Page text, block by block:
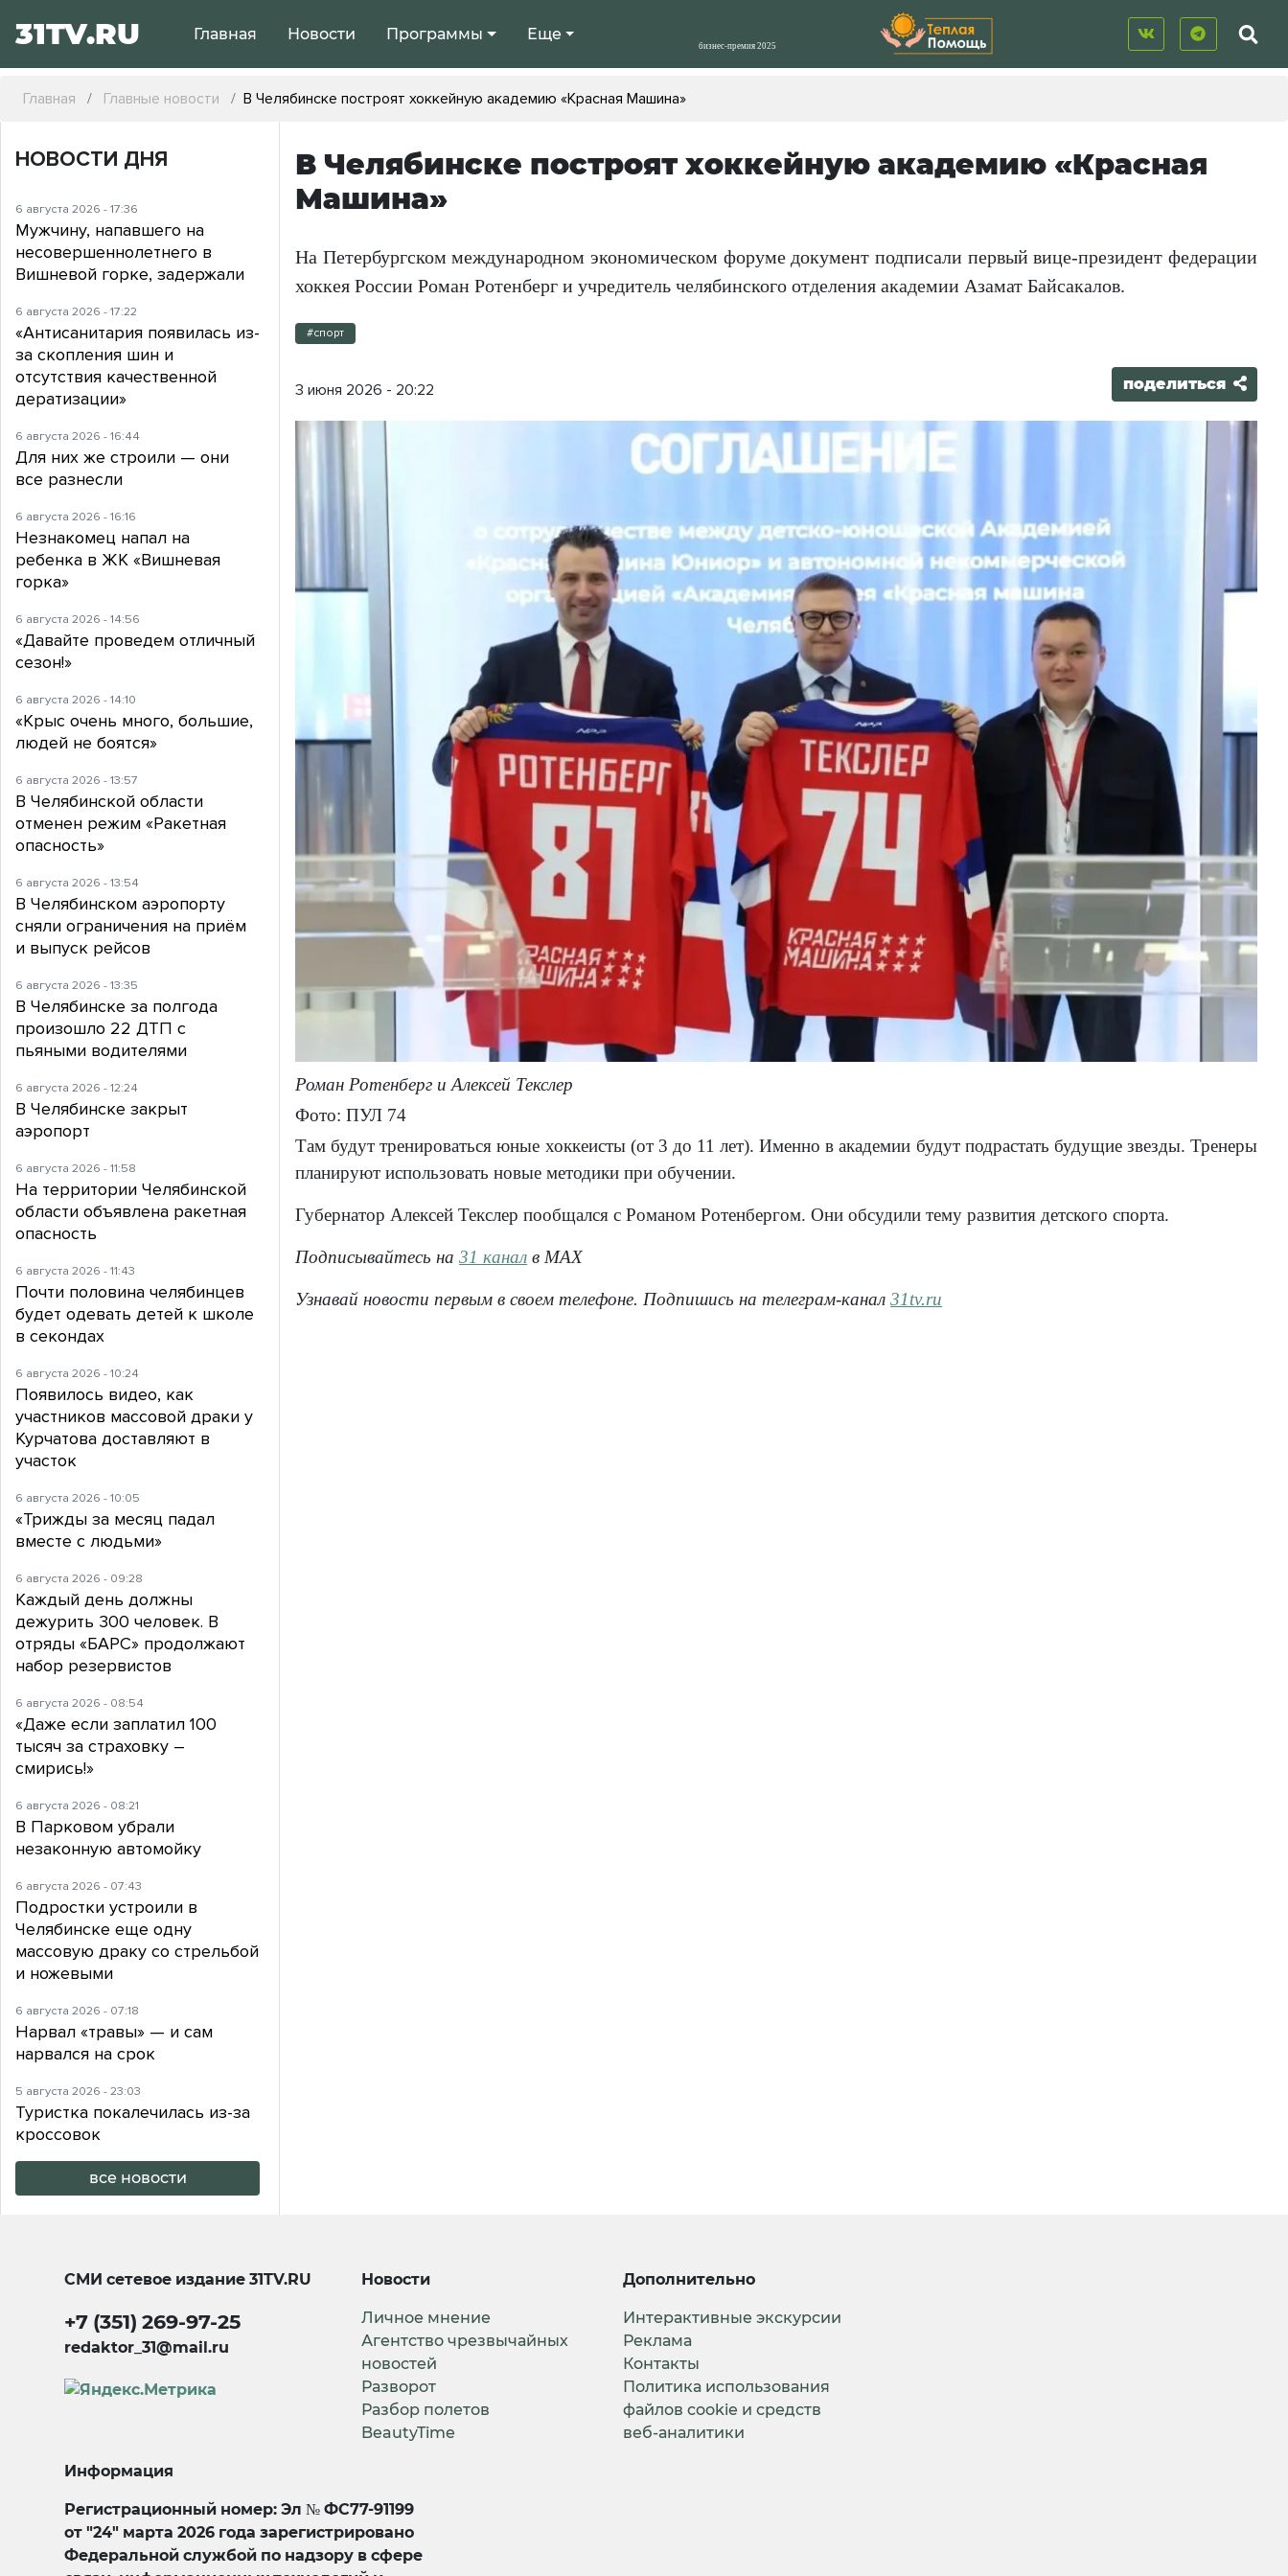
31TV.RU Главная Новости Программы Еще
Главная Главные новости В Челябинске построят хоккейную академию «Красная Машина»
В Челябинске построят хоккейную академию «Красная
Машина»
На Петербургском международном экономическом форуме документ подписали первый вице-президент федерации
хоккея России Роман Ротенберг и учредитель челябинского отделения академии Азамат Байсакалов.
#спорт
3 июня 2026 - 20:22 поделиться
Роман Ротенберг и Алексей Текслер
Фото: ПУЛ 74
Там будут тренироваться юные хоккеисты (от 3 до 11 лет). Именно в академии будут подрастать будущие звезды. Тренеры
планируют использовать новые методики при обучении.
Губернатор Алексей Текслер пообщался с Романом Ротенбергом. Они обсудили тему развития детского спорта.
Подписывайтесь на31 канал в МАХ
Узнавай новости первым в своем телефоне. Подпишись на телеграм-канал31tv.ru
НОВОСТИ ДНЯ
6 августа 2026 - 17:36
Мужчину, напавшего на
несовершеннолетнего в
Вишневой горке, задержали
6 августа 2026 - 17:22
«Антисанитария появилась из-
за скопления шин и
отсутствия качественной
дератизации»
6 августа 2026 - 16:44
Для них же строили — они
все разнесли
6 августа 2026 - 16:16
Незнакомец напал на
ребенка в ЖК «Вишневая
горка»
6 августа 2026 - 14:56
«Давайте проведем отличный
сезон!»
6 августа 2026 - 14:10
«Крыс очень много, большие,
людей не боятся»
6 августа 2026 - 13:57
В Челябинской области
отменен режим «Ракетная
опасность»
6 августа 2026 - 13:54
В Челябинском аэропорту
сняли ограничения на приём
и выпуск рейсов
6 августа 2026 - 13:35
В Челябинске за полгода
произошло 22 ДТП с
пьяными водителями
6 августа 2026 - 12:24
В Челябинске закрыт
аэропорт
6 августа 2026 - 11:58
На территории Челябинской
области объявлена ракетная
опасность
6 августа 2026 - 11:43
Почти половина челябинцев
будет одевать детей к школе
в секондах
6 августа 2026 - 10:24
Появилось видео, как
участников массовой драки у
Курчатова доставляют в
участок
6 августа 2026 - 10:05
«Трижды за месяц падал
вместе с людьми»
6 августа 2026 - 09:28
Каждый день должны
дежурить 300 человек. В
отряды «БАРС» продолжают
набор резервистов
6 августа 2026 - 08:54
«Даже если заплатил 100
тысяч за страховку –
смирись!»
6 августа 2026 - 08:21
В Парковом убрали
незаконную автомойку
6 августа 2026 - 07:43
Подростки устроили в
Челябинске еще одну
массовую драку со стрельбой
и ножевыми
6 августа 2026 - 07:18
Нарвал «травы» — и сам
нарвался на срок
5 августа 2026 - 23:03
Туристка покалечилась из-за
кроссовок
все новости
СМИ сетевое издание31TV.RU
+7 (351) 269-97-25
redaktor_31@mail.ru
Новости
Личное мнение
Агентство чрезвычайных
новостей
Разворот
Разбор полетов
BeautyTime
Дополнительно
Интерактивные экскурсии
Реклама
Контакты
Политика использования
файлов cookie и средств
веб-аналитики
Информация
Регистрационный номер: Эл № ФС77-91199
от "24" марта 2026 года зарегистрировано
Федеральной службой по надзору в сфере